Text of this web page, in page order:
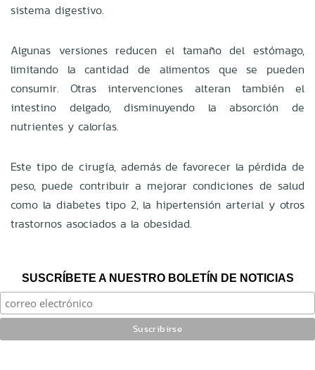
sistema digestivo.
Algunas versiones reducen el tamaño del estómago,
limitando la cantidad de alimentos que se pueden
consumir. Otras intervenciones alteran también el
intestino delgado, disminuyendo la absorción de
nutrientes y calorías.
Este tipo de cirugía, además de favorecer la pérdida de
peso, puede contribuir a mejorar condiciones de salud
como la diabetes tipo 2, la hipertensión arterial y otros
trastornos asociados a la obesidad.
SUSCRÍBETE A NUESTRO BOLETÍN DE NOTICIAS